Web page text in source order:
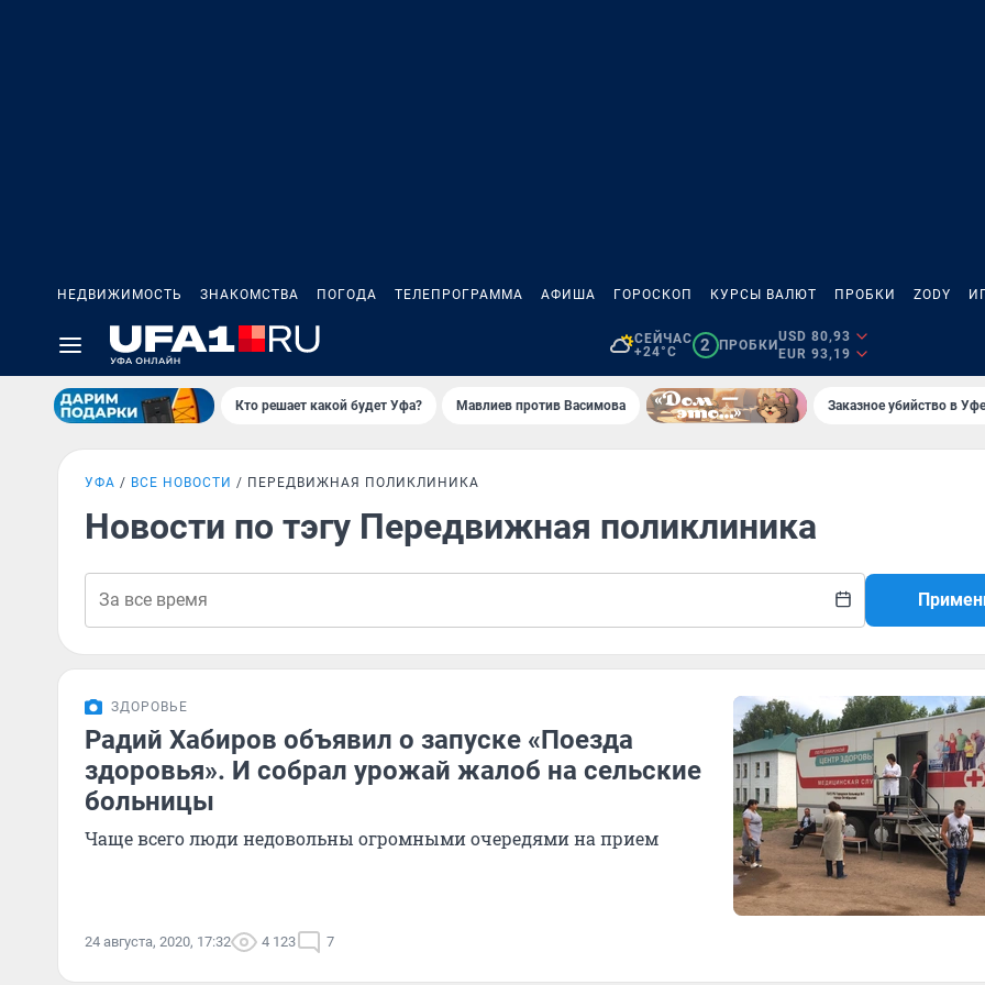
НЕДВИЖИМОСТЬ ЗНАКОМСТВА ПОГОДА ТЕЛЕПРОГРАММА АФИША ГОРОСКОП КУРСЫ ВАЛЮТ ПРОБКИ ZODY
СЕЙЧАС
+24°C
2 ПРОБКИ
USD 80,93
EUR 93,19
Кто решает какой будет Уфа? Мавлиев против Васимова Заказное убийство в
УФА ВСЕ НОВОСТИ ПЕРЕДВИЖНАЯ ПОЛИКЛИНИКА
Новости по тэгу Передвижная поликлиника
ЗДОРОВЬЕ
Радий Хабиров объявил о запуске «Поезда
здоровья». И собрал урожай жалоб на сельские
больницы
Чаще всего люди недовольны огромными очередями на прием
24 августа, 2020, 17:32 4 123 7